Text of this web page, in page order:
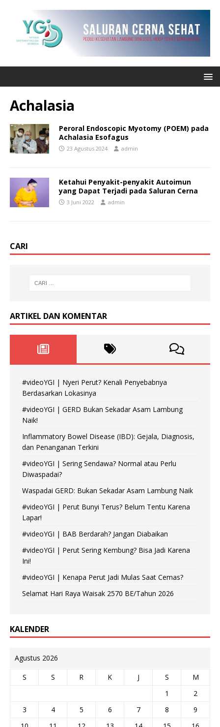
Achalasia
Peroral Endoscopic Myotomy (POEM) pada
Achalasia Esofagus
23 Agustus 2024 admin
Ketahui Penyakit-penyakit Autoimun
yang Dapat Terjadi pada Saluran Cerna
3 Juni 2022 admin
CARI
ARTIKEL DAN KOMENTAR
#videoYGI | Nyeri Perut? Kenali Penyebabnya
Berdasarkan Lokasinya
#videoYGI | GERD Bukan Sekadar Asam Lambung
Naik!
Inflammatory Bowel Disease (IBD): Gejala, Diagnosis,
dan Penanganan Terkini
#videoYGI | Sering Sendawa? Normal atau Perlu
Diwaspadai?
Waspadai GERD: Bukan Sekadar Asam Lambung Naik
#videoYGI | Perut Bunyi Terus? Belum Tentu Karena
Lapar!
#videoYGI | BAB Berdarah? Jangan Diabaikan
#videoYGI | Perut Sering Kembung? Bisa Jadi Karena
Ini!
#videoYGI | Kenapa Perut Jadi Mulas Saat Cemas?
Selamat Hari Raya Waisak 2570 BE/Tahun 2026
KALENDER
Agustus 2026
S S R K J S
M
1
2
3
4 5 6 7 8
9